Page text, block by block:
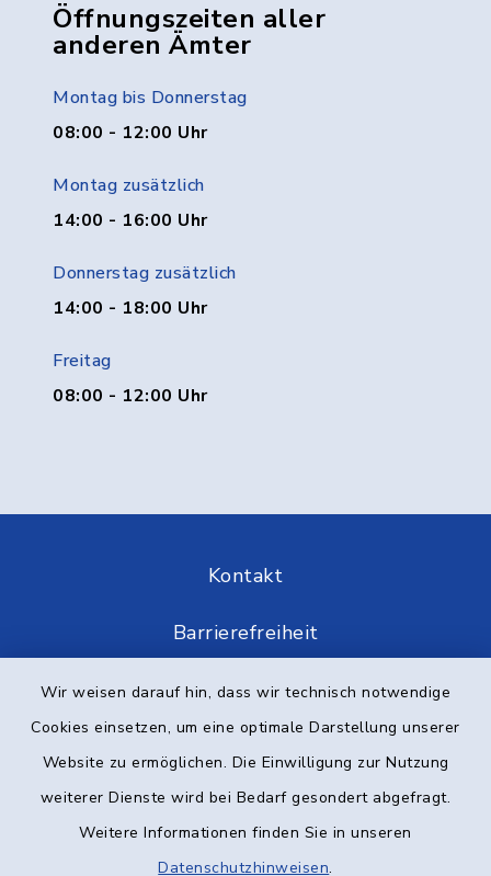
Wir weisen darauf hin, dass wir technisch notwendige
Cookies einsetzen, um eine optimale Darstellung unserer
Website zu ermöglichen. Die Einwilligung zur Nutzung
weiterer Dienste wird bei Bedarf gesondert abgefragt.
Weitere Informationen finden Sie in unseren
Datenschutzhinweisen.
Öffnungszeiten aller
anderen Ämter
Montag bis Donnerstag
08:00 - 12:00 Uhr
Montag zusätzlich
14:00 - 16:00 Uhr
Donnerstag zusätzlich
14:00 - 18:00 Uhr
Freitag
08:00 - 12:00 Uhr
Kontakt
Barrierefreiheit
Datenschutz
Elektronische Kommunikation
Sitemap